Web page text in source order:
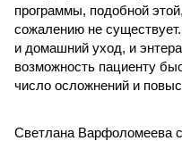
программы, подобной
сожалению не
и домашний уход, и
возможность пациенту
число осложнений и
Светлана Варфоломеева